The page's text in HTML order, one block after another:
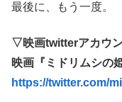
最後に、もう一度。
▽映画twitterアカウン
映画『ミドリムシの
https://twitter.com/